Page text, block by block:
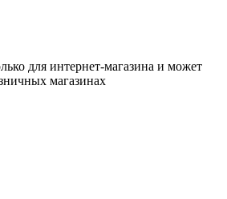
для интернет-магазина и может
магазинах